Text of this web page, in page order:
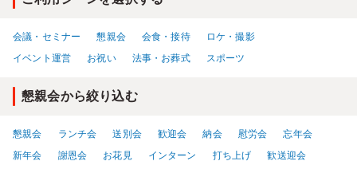
会議・セミナー 懇親会 会食・接待
ロケ・撮影
イベント運営
お祝い 法事・お葬式 スポーツ
懇親会から絞り込む
懇親会 ランチ会 送別会 歓迎会 納会 慰労会
忘年会
新年会
謝恩会 お花見 インターン 打ち上げ
歓送迎会